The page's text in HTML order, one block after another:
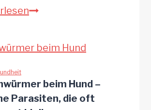
ist
So
Du
Hundbeim Hund –
Parasiten, die oft